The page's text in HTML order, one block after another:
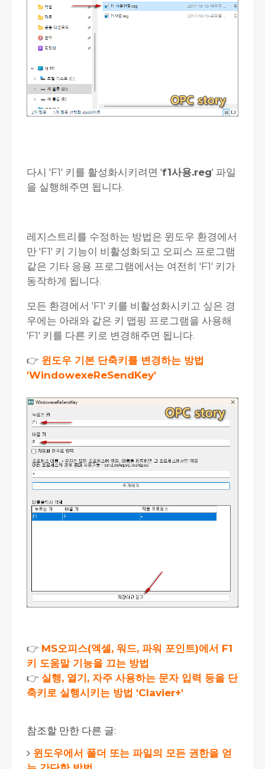
다시 'F1' 키를 활성화시키려면 'f1사용.reg' 파일
을 실행해주면 됩니다.
레지스트리를 수정하는 방법은 윈도우 환경에서
만 'F1' 키 기능이 비활성화되고 오피스 프로그램
같은 기타 응용 프로그램에서는 여전히 'F1' 키가
동작하게 됩니다.
모든 환경에서 'F1' 키를 비활성화시키고 싶은 경
우에는 아래와 같은 키 맵핑 프로그램을 사용해
'F1' 키를 다른 키로 변경해주면 됩니다.
👉 윈도우 기본 단축키를 변경하는 방법
'WindowexeReSendKey'
👉 MS오피스(엑셀, 워드, 파워 포인트)에서 F1
키 도움말 기능을 끄는 방법
👉 실행, 열기, 자주 사용하는 문자 입력 등을 단
축키로 실행시키는 방법 'Clavier+'
참조할 만한 다른 글:
윈도우에서 폴더 또는 파일의 모든 권한을 얻